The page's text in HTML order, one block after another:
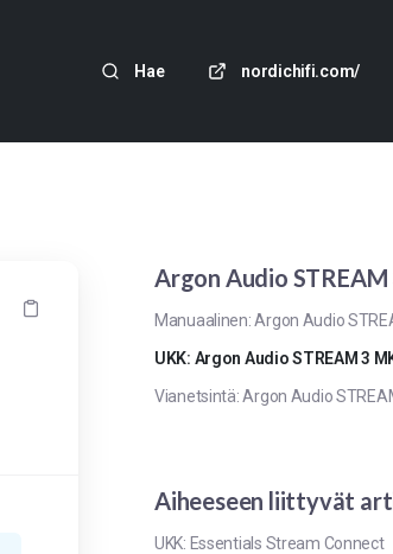
Hae nordichifi.com/
Argon Audio
Manuaalinen: Argon Audio
UKK: Argon Audio STREAM 3
Vianetsintä: Argon Audio
Aiheeseen liittyvät
UKK: Essentials Stream Connect